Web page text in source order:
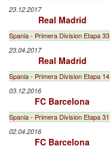
23.12.2017
Real Madrid
Spania - Primera Division Etapa 33
23.04.2017
Real Madrid
Spania - Primera Division Etapa 14
03.12.2016
FC Barcelona
Spania - Primera Division Etapa 31
02.04.2016
FC Barcelona